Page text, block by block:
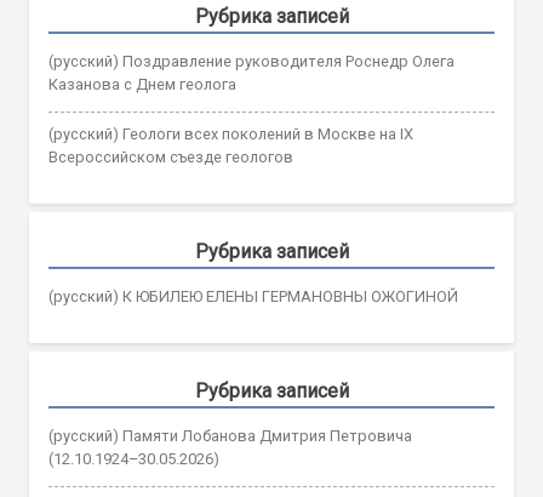
Рубрика записей
(русский) Поздравление руководителя Роснедр Олега
Казанова с Днем геолога
(русский) Геологи всех поколений в Москве на IX
Всероссийском съезде геологов
Рубрика записей
(русский) К ЮБИЛЕЮ ЕЛЕНЫ ГЕРМАНОВНЫ ОЖОГИНОЙ
Рубрика записей
(русский) Памяти Лобанова Дмитрия Петровича
(12.10.1924–30.05.2026)